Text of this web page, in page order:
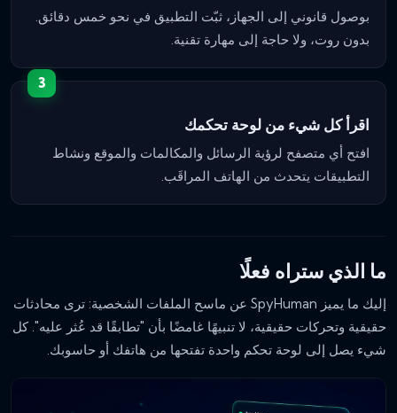
بوصول قانوني إلى الجهاز، ثبّت التطبيق في نحو خمس دقائق.
بدون روت، ولا حاجة إلى مهارة تقنية.
اقرأ كل شيء من لوحة تحكمك
افتح أي متصفح لرؤية الرسائل والمكالمات والموقع ونشاط
التطبيقات يتحدث من الهاتف المراقَب.
ما الذي ستراه فعلًا
إليك ما يميز SpyHuman عن ماسح الملفات الشخصية: ترى محادثات
حقيقية وتحركات حقيقية، لا تنبيهًا غامضًا بأن "تطابقًا قد عُثر عليه". كل
شيء يصل إلى لوحة تحكم واحدة تفتحها من هاتفك أو حاسوبك.